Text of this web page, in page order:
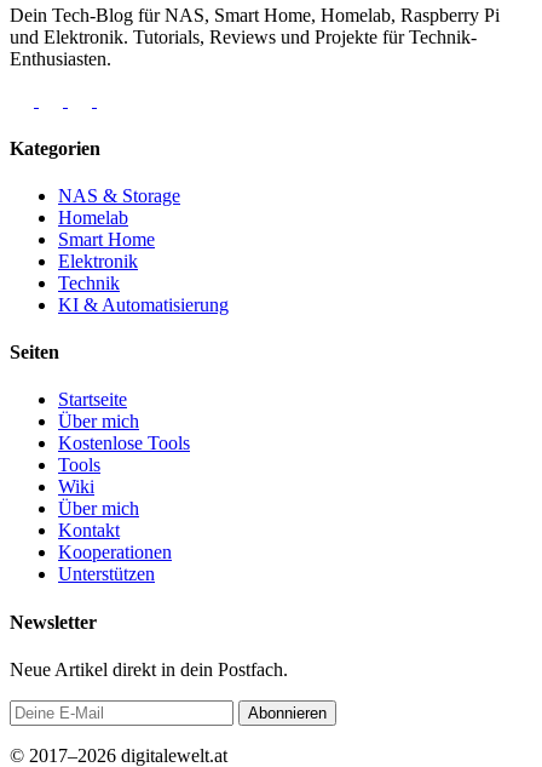
Dein Tech-Blog für NAS, Smart Home, Homelab, Raspberry Pi
und Elektronik. Tutorials, Reviews und Projekte für Technik-
Enthusiasten.
Kategorien
NAS & Storage
Homelab
Smart Home
Elektronik
Technik
KI & Automatisierung
Seiten
Startseite
Über mich
Kostenlose Tools
Tools
Wiki
Über mich
Kontakt
Kooperationen
Unterstützen
Newsletter
Neue Artikel direkt in dein Postfach.
Abonnieren
© 2017–2026 digitalewelt.at